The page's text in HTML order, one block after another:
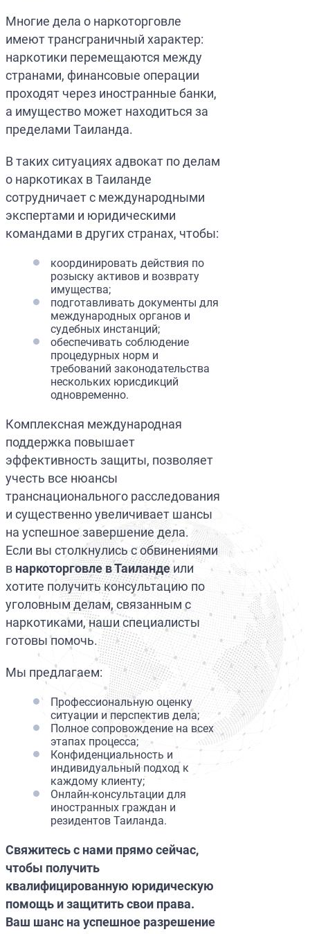
Многие дела о наркоторговле
имеют трансграничный характер:
наркотики перемещаются между
странами, финансовые операции
проходят через иностранные банки,
а имущество может находиться за
пределами Таиланда.
В таких ситуациях адвокат по делам
о наркотиках в Таиланде
сотрудничает с международными
экспертами и юридическими
командами в других странах, чтобы:
координировать действия по
розыску активов и возврату
имущества;
подготавливать документы для
международных органов и
судебных инстанций;
обеспечивать соблюдение
процедурных норм и
требований законодательства
нескольких юрисдикций
одновременно.
Комплексная международная
поддержка повышает
эффективность защиты, позволяет
учесть все нюансы
транснационального расследования
и существенно увеличивает шансы
на успешное завершение дела.
Если вы столкнулись с обвинениями
в наркоторговле в Таиландеили
хотите получить консультацию по
уголовным делам, связанным с
наркотиками, наши специалисты
готовы помочь.
Мы предлагаем:
Профессиональную оценку
ситуации и перспектив дела;
Полное сопровождение на всех
этапах процесса;
Конфиденциальность и
индивидуальный подход к
каждому клиенту;
Онлайн-консультации для
иностранных граждан и
резидентов Таиланда.
Свяжитесь с нами прямо сейчас,
чтобы получить
квалифицированную юридическую
помощь и защитить свои права.
Ваш шанс на успешное разрешение